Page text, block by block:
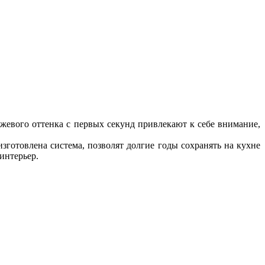
оттенка с первых секунд привлекают к себе внимание,
система, позволят долгие годы сохранять на кухне